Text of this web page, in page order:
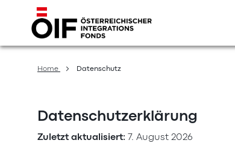
Direkt
zum
Home Datenschutz
Datenschutzerklärung
Zuletzt aktualisiert: 7. August 2026